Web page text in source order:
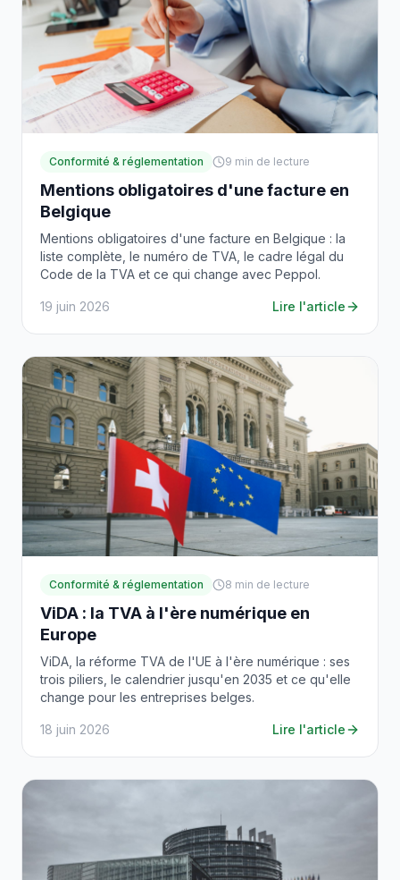
Conformité & réglementation 9 min de lecture
Mentions obligatoires d'une facture en
Belgique
Mentions obligatoires d'une facture en Belgique : la
liste complète, le numéro de TVA, le cadre légal du
Code de la TVA et ce qui change avec Peppol.
19 juin 2026 Lire l'article
Conformité & réglementation 8 min de lecture
ViDA : la TVA à l'ère numérique en
Europe
ViDA, la réforme TVA de l'UE à l'ère numérique : ses
trois piliers, le calendrier jusqu'en 2035 et ce qu'elle
change pour les entreprises belges.
18 juin 2026 Lire l'article